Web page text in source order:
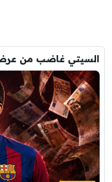
السيتي غاضب من